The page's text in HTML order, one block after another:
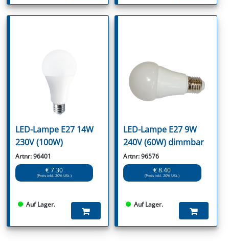
LED-Lampe E27 14W
230V (100W)
Artnr: 96401
€ 7.30
(Preis inkl. 20% USt.)
Auf Lager.
LED-Lampe E27 9W
240V (60W) dimmbar
Artnr: 96576
€ 8.40
(Preis inkl. 20% USt.)
Auf Lager.